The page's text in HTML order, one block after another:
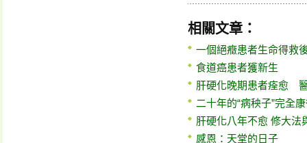
相關文章：
一個絕癥患者生命得救
食道癌患者獲新生
肝硬化晚期患者痊愈
二十年的“病秧子”完全
肝硬化八年不愈 修大法
感恩：天堂的日子